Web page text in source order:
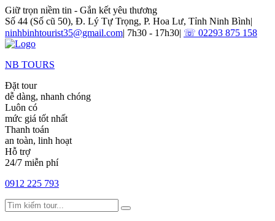
Giữ trọn niềm tin - Gắn kết yêu thương
Số 44 (Số cũ 50), Đ. Lý Tự Trọng, P. Hoa Lư, Tỉnh Ninh Bình|
ninhbinhtourist35@gmail.com| 7h30 - 17h30| ☏ 02293 875 158
NB TOURS
Đặt tour
dễ dàng, nhanh chóng
Luôn có
mức giá tốt nhất
Thanh toán
an toàn, linh hoạt
Hỗ trợ
24/7 miễn phí
0912 225 793